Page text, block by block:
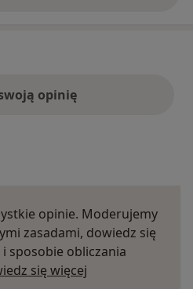
opinię
opinie. Moderujemy
zasadami, dowiedz się
sposobie obliczania
się więcej